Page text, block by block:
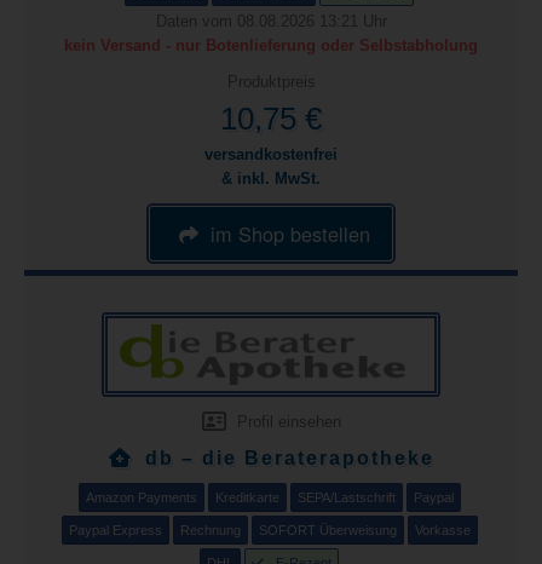
Daten vom 08.08.2026 13:21 Uhr
kein Versand - nur Botenlieferung oder Selbstabholung
Produktpreis
10,75 €
versandkostenfrei
& inkl. MwSt.
im Shop bestellen
Profil einsehen
db – die Beraterapotheke
Amazon Payments Kreditkarte SEPA/Lastschrift Paypal
Paypal Express Rechnung SOFORT Überweisung Vorkasse